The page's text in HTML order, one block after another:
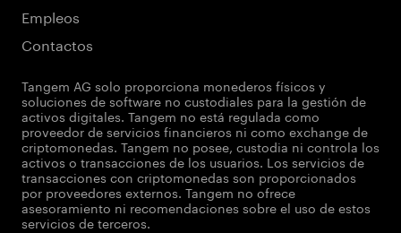
Empleos
Contactos
Tangem AG solo proporciona monederos físicos y
soluciones de software no custodiales para la gestión de
activos digitales. Tangem no está regulada como
proveedor de servicios financieros ni como exchange de
criptomonedas. Tangem no posee, custodia ni controla los
activos o transacciones de los usuarios. Los servicios de
transacciones con criptomonedas son proporcionados
por proveedores externos. Tangem no ofrece
asesoramiento ni recomendaciones sobre el uso de estos
servicios de terceros.